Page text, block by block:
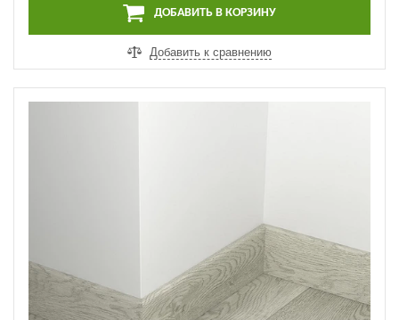
ДОБАВИТЬ В КОРЗИНУ
Добавить к сравнению